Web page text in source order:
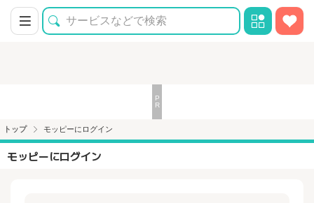
トップ モッピーにログイン
モッピーにログイン